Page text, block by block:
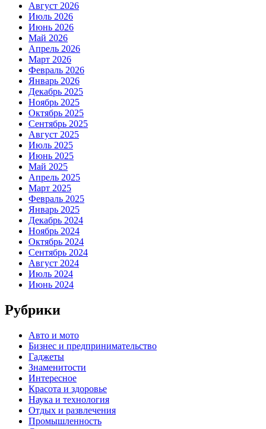
Август 2026
Июль 2026
Июнь 2026
Май 2026
Апрель 2026
Март 2026
Февраль 2026
Январь 2026
Декабрь 2025
Ноябрь 2025
Октябрь 2025
Сентябрь 2025
Август 2025
Июль 2025
Июнь 2025
Май 2025
Апрель 2025
Март 2025
Февраль 2025
Январь 2025
Декабрь 2024
Ноябрь 2024
Октябрь 2024
Сентябрь 2024
Август 2024
Июль 2024
Июнь 2024
Рубрики
Авто и мото
Бизнес и предпринимательство
Гаджеты
Знаменитости
Интересное
Красота и здоровье
Наука и технология
Отдых и развлечения
Промышленность